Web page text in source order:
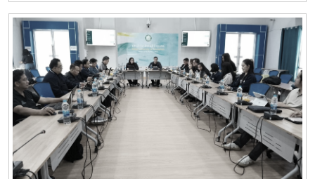
วิชาการสัตวบาล สำนักงานปศุสัตว์จังหวัดชุมพรทั้งนี้ มีผู้เข้าร่วม
การฝึกอบรมจำนวน 33 คน จากจังหวัดระนอง จังหวัด
ประจวบคีรีขันธ์ และจังหวัดชุมพร
นายสุรชัย ธรรมคุณ ผู้แทนพิชญาเพรียงทรายพร้อมกันนี้
อาจารย์ ดร.จักรกฤช ณ นคร รองคณบดีฯ ฝ่ายบริหารและ
ยุทธศาสตร์ อาจารย์วีรชัย เพชรสุทธิ์ รองคณบดีฯ ฝ่ายวิชาการ
วิจัย และบริการวิชาการ และ ดร.ณรงค์ โยธิน หัวหน้างานนโยบาย
แผน และประกันคุณภาพ ร่วมเป็นสักขีพยานในพิธีลงนามการลง
นามบันทึกความเข้าใจในครั้งนี้ มีวัตถุประสงค์เพื่อสร้างความร่วม
มือในการพัฒนาการจัดการเรียนการสอน การบริการวิชาการ การ
แลกเปลี่ยนองค์ความรู้ เทคโนโลยี และประสบการณ์ระหว่าง
มหาวิทยาลัยกับสถานประกอบการ รวมถึงการร่วมกันพัฒนา
ศักยภาพนักศึกษาให้มีความรู้ ทักษะ และสมรรถนะวิชาชีพที่ตรง